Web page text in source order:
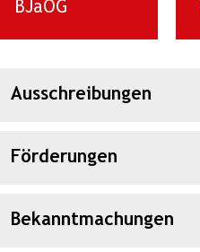
BJaOG
Ausschreibungen
Förderungen
Bekanntmachungen